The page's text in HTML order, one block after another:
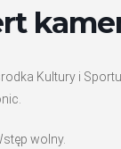
Kultury i
wolny.